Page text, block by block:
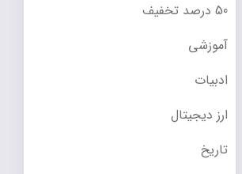
50 درصد تخفیف
آموزشی
ادبیات
ارز دیجیتال
تاریخ